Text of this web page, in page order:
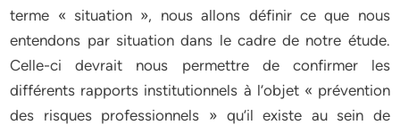
terme « situation », nous allons définir ce que nous
entendons par situation dans le cadre de notre étude.
Celle-ci devrait nous permettre de confirmer les
différents rapports institutionnels à l’objet « prévention
des risques professionnels » qu’il existe au sein de